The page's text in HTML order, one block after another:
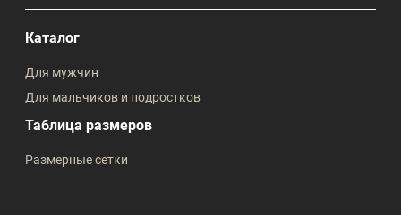
Каталог
Для мужчин
Для мальчиков и подростков
Таблица размеров
Размерные сетки